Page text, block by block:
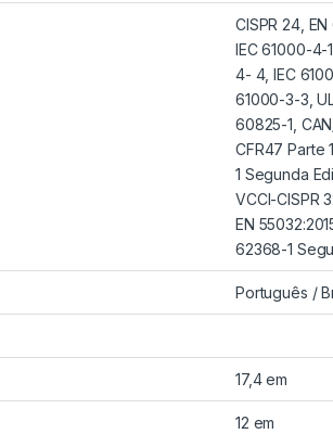
CISPR 24,
IEC 61000-4-
4- 4, IEC
61000-3-3,
60825-1,
CFR47 Parte
1 Segunda
VCCI-CISPR
EN
62368-1
Português /
17,4 em
12 em